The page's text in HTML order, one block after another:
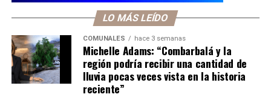
LO MÁS LEÍDO
COMUNALES hace 3 semanas
Michelle Adams: “Combarbalá y la
región podría recibir una cantidad de
lluvia pocas veces vista en la historia
reciente”